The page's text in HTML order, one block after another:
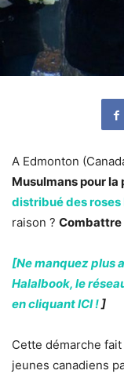
A Edmonton
Musulmans pour la
distribué des
raison ? Combattre
[Ne manquez plus
Halalbook, le
en cliquant ICI !]
Cette démarche
jeunes canadiens